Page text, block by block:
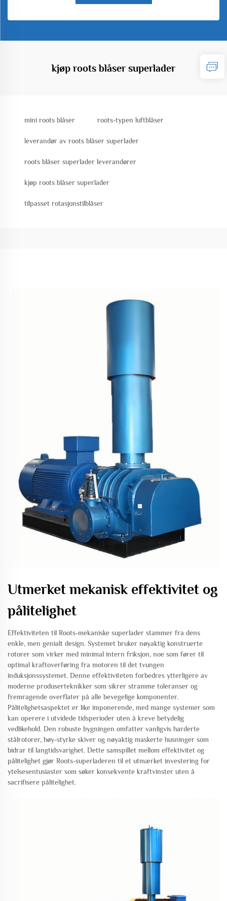
kjøp roots blåser superlader
mini roots blåser roots-typen luftblåser
leverandør av roots blåser superlader
roots blåser superlader leverandører
kjøp roots blåser superlader
tilpasset rotasjonstilblåser
Utmerket mekanisk effektivitet og
pålitelighet
Effektiviteten til Roots-mekaniske superlader stammer fra dens
enkle, men genialt design. Systemet bruker nøyaktig konstruerte
rotorer som virker med minimal intern friksjon, noe som fører til
optimal kraftoverføring fra motoren til det tvungen
induksjonssystemet. Denne effektiviteten forbedres ytterligere av
moderne produserteknikker som sikrer stramme toleranser og
fremragende overflater på alle bevegelige komponenter.
Pålitelighetsaspektet er like imponerende, med mange systemer som
kan operere i utvidede tidsperioder uten å kreve betydelig
vedlikehold. Den robuste bygningen omfatter vanligvis harderte
stålrotorer, høy-styrke skiver og nøyaktig maskerte husninger som
bidrar til langtidsvarighet. Dette samspillet mellom effektivitet og
pålitelighet gjør Roots-superladeren til et utmærket investering for
ytelsesentusiaster som søker konsekvente kraftvinster uten å
sacrifisere pålitelighet.